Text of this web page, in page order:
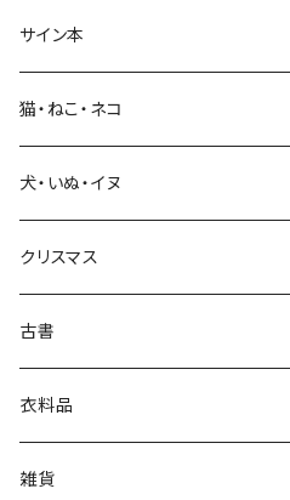
生活・暮らし
芸術・絵画・写真
絵本・児童書
娯楽・エンターテインメント
サイン本
猫・ねこ・ネコ
犬・いぬ・イヌ
クリスマス
古書
古書セット
美術
衣料品
POLEWARDS
雑貨